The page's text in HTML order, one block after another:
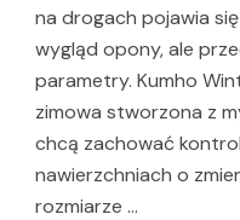
na drogach pojawia
wygląd opony, ale
parametry. Kumho
zimowa stworzona z
chcą zachować
nawierzchniach o
rozmiarze …